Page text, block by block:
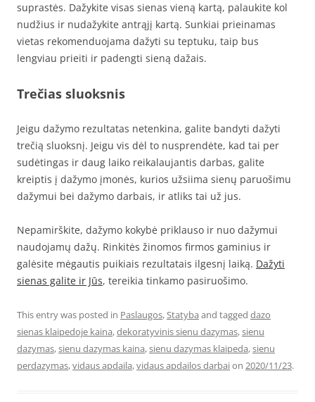
suprastės. Dažykite visas sienas vieną kartą, palaukite kol
nudžius ir nudažykite antrąjį kartą. Sunkiai prieinamas
vietas rekomenduojama dažyti su teptuku, taip bus
lengviau prieiti ir padengti sieną dažais.
Trečias sluoksnis
Jeigu dažymo rezultatas netenkina, galite bandyti dažyti
trečią sluoksnį. Jeigu vis dėl to nusprendėte, kad tai per
sudėtingas ir daug laiko reikalaujantis darbas, galite
kreiptis į dažymo įmonės, kurios užsiima sienų paruošimu
dažymui bei dažymo darbais, ir atliks tai už jus.
Nepamirškite, dažymo kokybė priklauso ir nuo dažymui
naudojamų dažų. Rinkitės žinomos firmos gaminius ir
galėsite mėgautis puikiais rezultatais ilgesnį laiką. Dažyti
sienas galite ir Jūs, tereikia tinkamo pasiruošimo.
This entry was posted in Paslaugos,Statyba and tagged dazo
sienas klaipedoje kaina,dekoratyvinis sienu dazymas,sienu
dazymas,sienu dazymas kaina,sienu dazymas klaipeda,sienu
perdazymas,vidaus apdaila,vidaus apdailos darbaion 2020/11/23.